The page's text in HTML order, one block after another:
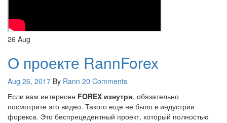
26 Aug
О проекте RannForex
Aug 26, 2017 By Rann 20 Comments
Если вам интересен FOREX изнутри, обязательно
посмотрите это видео. Такого еще не было в индустрии
форекса. Это беспрецедентный проект, который полностью